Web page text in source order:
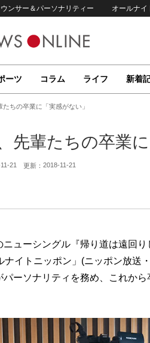
ンサー＆パーソナリティー オールナイ
ーツ コラム ライフ 新着
ちの卒業に「実感がない」
先輩たちの卒業
21 更新： 2018-11-21
ューシングル『帰り道は遠回
ナイトニッポン」(ニッポン放送
ーソナリティを務め、これか